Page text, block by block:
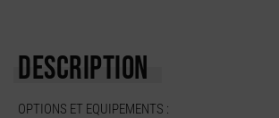
DESCRIPTION
OPTIONS ET EQUIPEMENTS :